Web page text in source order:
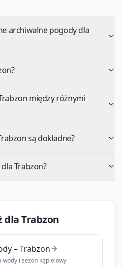
archiwalne pogody dla
między różnymi
są dokładne?
Trabzon?
dlaTrabzon
–Trabzon
i sezon kąpielowy